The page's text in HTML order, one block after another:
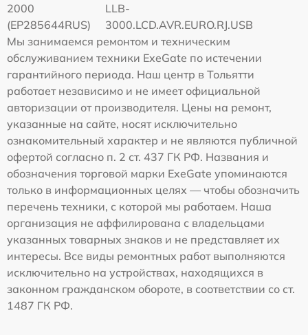
2000
(EP285644RUS)
LLB-
3000.LCD.AVR.EURO.RJ.USB
Мы занимаемся ремонтом и техническим
обслуживанием техники ExeGate по истечении
гарантийного периода. Наш центр в Тольятти
работает независимо и не имеет официальной
авторизации от производителя. Цены на ремонт,
указанные на сайте, носят исключительно
ознакомительный характер и не являются публичной
офертой согласно п. 2 ст. 437 ГК РФ. Названия и
обозначения торговой марки ExeGate упоминаются
только в информационных целях — чтобы обозначить
перечень техники, с которой мы работаем. Наша
организация не аффилирована с владельцами
указанных товарных знаков и не представляет их
интересы. Все виды ремонтных работ выполняются
исключительно на устройствах, находящихся в
законном гражданском обороте, в соответствии со ст.
1487 ГК РФ.